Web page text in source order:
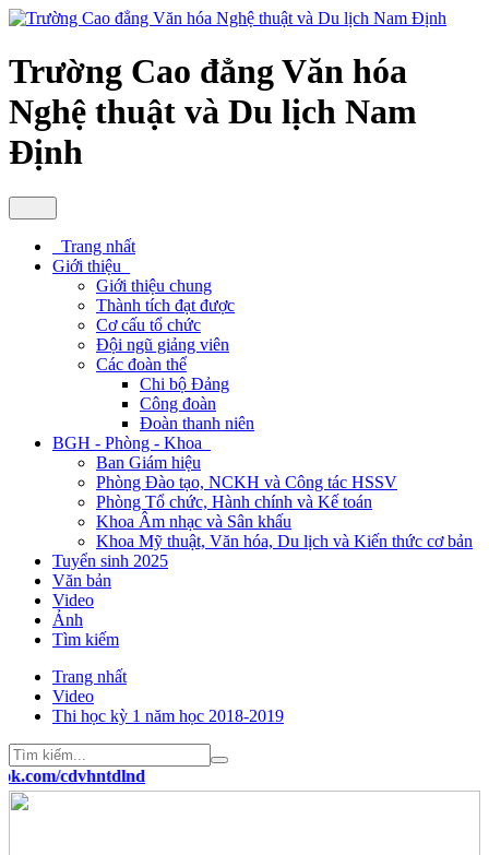
Trường Cao đẳng Văn hóa
Nghệ thuật và Du lịch Nam
Định
Trang nhất
Giới thiệu
Giới thiệu chung
Thành tích đạt được
Cơ cấu tổ chức
Đội ngũ giảng viên
Các đoàn thể
Chi bộ Đảng
Công đoàn
Đoàn thanh niên
BGH - Phòng - Khoa
Ban Giám hiệu
Phòng Đào tạo, NCKH và Công tác HSSV
Phòng Tổ chức, Hành chính và Kế toán
Khoa Âm nhạc và Sân khấu
Khoa Mỹ thuật, Văn hóa, Du lịch và Kiến thức cơ bản
Tuyển sinh 2025
Văn bản
Video
Ảnh
Tìm kiếm
Trang nhất
Video
Thi học kỳ 1 năm học 2018-2019